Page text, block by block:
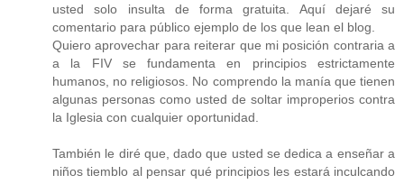
usted solo insulta de forma gratuita. Aquí dejaré su
comentario para público ejemplo de los que lean el blog.
Quiero aprovechar para reiterar que mi posición contraria a
a la FIV se fundamenta en principios estrictamente
humanos, no religiosos. No comprendo la manía que tienen
algunas personas como usted de soltar improperios contra
la Iglesia con cualquier oportunidad.
También le diré que, dado que usted se dedica a enseñar a
niños tiemblo al pensar qué principios les estará inculcando